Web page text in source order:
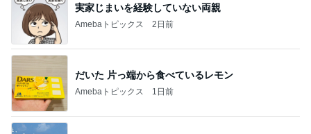
実家じまいを経験していない両親
Amebaトピックス 2日前
だいた 片っ端から食べているレモン
Amebaトピックス 1日前